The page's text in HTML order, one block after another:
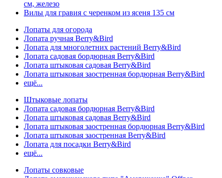
см, железо
Вилы для гравия с черенком из ясеня 135 см
Лопаты для огорода
Лопата ручная Berry&Bird
Лопата для многолетних растений Berry&Bird
Лопата садовая бордюрная Berry&Bird
Лопата штыковая садовая Berry&Bird
Лопата штыковая заостренная бордюрная Berry&Bird
ещё...
Штыковые лопаты
Лопата садовая бордюрная Berry&Bird
Лопата штыковая садовая Berry&Bird
Лопата штыковая заостренная бордюрная Berry&Bird
Лопата штыковая заостренная Berry&Bird
Лопата для посадки Berry&Bird
ещё...
Лопаты совковые